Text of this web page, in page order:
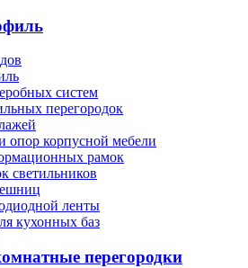
систем
перегородок
опор корпусной мебели
рамок
светильников
ленты
кухонных баз
перегородки